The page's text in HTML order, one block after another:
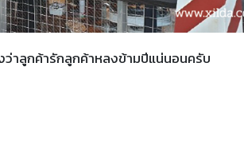
ว่าลูกค้ารักลูกค้าหลงข้ามปีแน่นอนครับ